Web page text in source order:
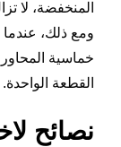
المنخفضة، لا
ومع ذلك، عندما
خماسية
القطعة الواحدة.